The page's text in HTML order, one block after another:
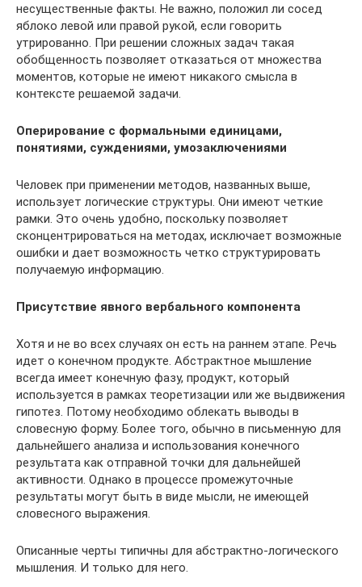
несущественные факты. Не важно, положил ли сосед
яблоко левой или правой рукой, если говорить
утрированно. При решении сложных задач такая
обобщенность позволяет отказаться от множества
моментов, которые не имеют никакого смысла в
контексте решаемой задачи.
Оперирование с формальными единицами,
понятиями, суждениями, умозаключениями
Человек при применении методов, названных выше,
использует логические структуры. Они имеют четкие
рамки. Это очень удобно, поскольку позволяет
сконцентрироваться на методах, исключает возможные
ошибки и дает возможность четко структурировать
получаемую информацию.
Присутствие явного вербального компонента
Хотя и не во всех случаях он есть на раннем этапе. Речь
идет о конечном продукте. Абстрактное мышление
всегда имеет конечную фазу, продукт, который
используется в рамках теоретизации или же выдвижения
гипотез. Потому необходимо облекать выводы в
словесную форму. Более того, обычно в письменную для
дальнейшего анализа и использования конечного
результата как отправной точки для дальнейшей
активности. Однако в процессе промежуточные
результаты могут быть в виде мысли, не имеющей
словесного выражения.
Описанные черты типичны для абстрактно-логического
мышления. И только для него.